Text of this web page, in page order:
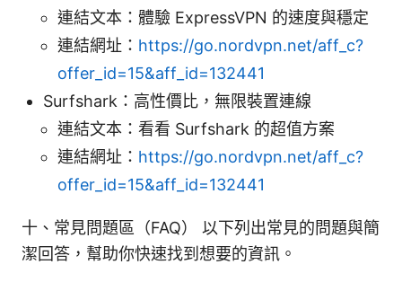
連結文本：體驗 ExpressVPN 的速度與穩定
連結網址： https://go.nordvpn.net/aff_c?
offer_id=15&aff_id=132441
Surfshark：高性價比，無限裝置連線
連結文本：看看 Surfshark 的超值方案
連結網址： https://go.nordvpn.net/aff_c?
offer_id=15&aff_id=132441
十、常見問題區（FAQ） 以下列出常見的問題與簡
潔回答，幫助你快速找到想要的資訊。